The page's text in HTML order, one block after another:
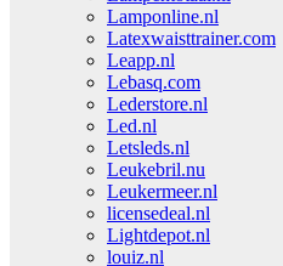
Lamponline.nl
Latexwaisttrainer.com
Leapp.nl
Lebasq.com
Lederstore.nl
Led.nl
Letsleds.nl
Leukebril.nu
Leukermeer.nl
licensedeal.nl
Lightdepot.nl
louiz.nl